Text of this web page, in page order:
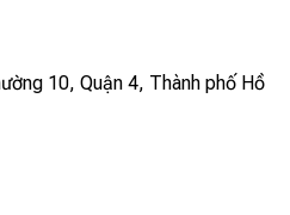
10, Quận 4, Thành phố Hồ